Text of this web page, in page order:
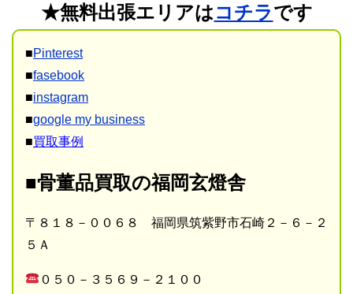
★無料出張エリアはコチラです
■Pinterest
■fasebook
■instagram
■google my business
■買取事例
■骨董品買取の福岡玄燈舎
〒８１８－００６８ 福岡県筑紫野市石崎２－６－２
５Ａ
０５０－３５６９－２１００